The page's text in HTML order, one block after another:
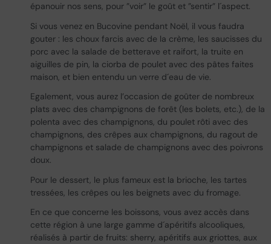
épanouir nos sens, pour ”voir” le goût et ”sentir” l´aspect.
Si vous venez en Bucovine pendant Noël, il vous faudra
gouter : les choux farcis avec de la crème, les saucisses du
porc avec la salade de betterave et raifort, la truite en
aiguilles de pin, la ciorba de poulet avec des pâtes faites
maison, et bien entendu un verre d´eau de vie.
Egalement, vous aurez l’occasion de goûter de nombreux
plats avec des champignons de forêt (les bolets, etc.), de la
polenta avec des champignons, du poulet rôti avec des
champignons, des crêpes aux champignons, du ragout de
champignons et salade de champignons avec des poivrons
doux.
Pour le dessert, le plus fameux est la brioche, les tartes
tressées, les crêpes ou les beignets avec du fromage.
En ce que concerne les boissons, vous avez accès dans
cette région à une large gamme d´apéritifs alcooliques,
réalisés à partir de fruits: sherry, apéritifs aux griottes, aux